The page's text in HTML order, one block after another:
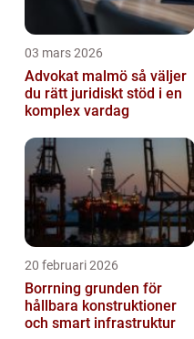
03 mars 2026
Advokat malmö så väljer
du rätt juridiskt stöd i en
komplex vardag
20 februari 2026
Borrning grunden för
hållbara konstruktioner
och smart infrastruktur